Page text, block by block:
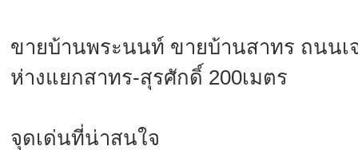
ขายบ้านพระนนท์ ขายบ้านสาทร ถนนเ
ห่างแยกสาทร-สุรศักดิ์ 200เมตร
จุดเด่นที่น่าสนใจ